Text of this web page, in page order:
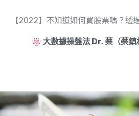
【2022】不知道如何買股票嗎？透
大數據操盤法 Dr. 蔡（蔡鎮